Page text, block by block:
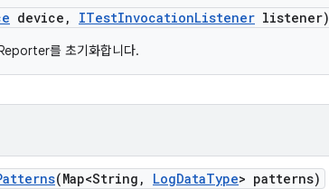
device , ITestInvocationListener listener)
를 초기화합니다.
(Map<String , LogDataType> patterns)